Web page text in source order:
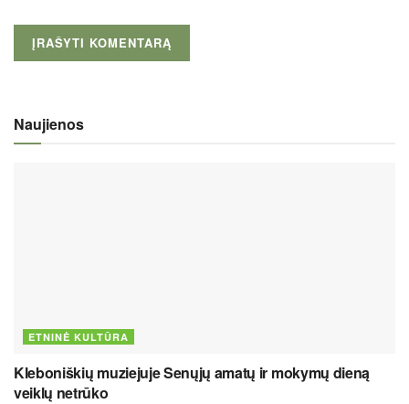
Naujienos
ETNINĖ KULTŪRA
Kleboniškių muziejuje Senųjų amatų ir mokymų dieną
veiklų netrūko